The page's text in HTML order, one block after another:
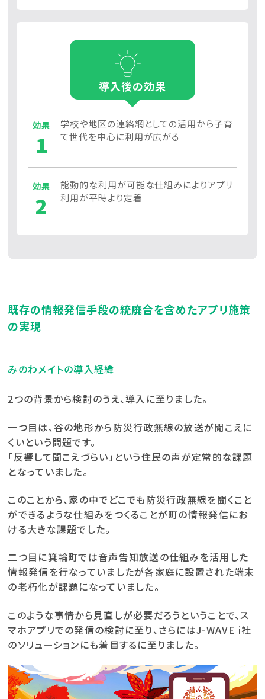
導入後の効果
効果
1
学校や地区の連絡網としての活用から子育
て世代を中心に利用が広がる
効果
2
能動的な利用が可能な仕組みによりアプリ
利用が平時より定着
既存の情報発信手段の統廃合を含めたアプリ施策
の実現
みのわメイトの導入経緯
2つの背景から検討のうえ、導入に至りました。
一つ目は、谷の地形から防災行政無線の放送が聞こえに
くいという問題です。
「反響して聞こえづらい」という住民の声が定常的な課題
となっていました。
このことから、家の中でどこでも防災行政無線を聞くこと
ができるような仕組みをつくることが町の情報発信にお
ける大きな課題でした。
二つ目に箕輪町では音声告知放送の仕組みを活用した
情報発信を行なっていましたが各家庭に設置された端末
の老朽化が課題になっていました。
このような事情から見直しが必要だろうということで、ス
マホアプリでの発信の検討に至り、さらにはJ-WAVE i社
のソリューションにも着目するに至りました。